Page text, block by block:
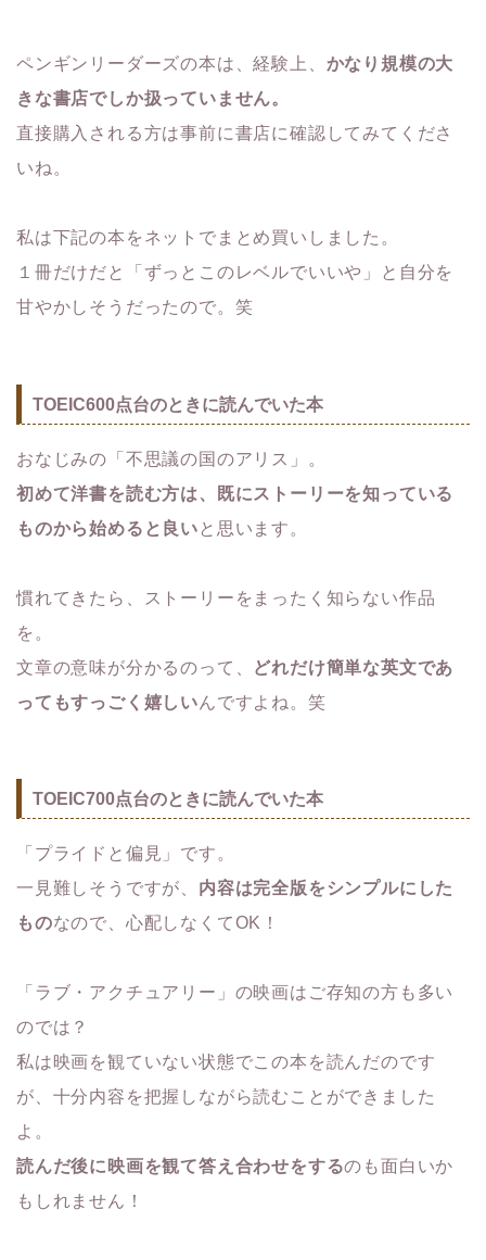
ペンギンリーダーズの本は、経験上、 かなり規模の大
きな書店でしか扱っていません。
直接購入される方は事前に書店に確認してみてくださ
いね。
私は下記の本をネットでまとめ買いしました。
１冊だけだと「ずっとこのレベルでいいや」と自分を
甘やかしそうだったので。笑
TOEIC600点台のときに読んでいた本
おなじみの「不思議の国のアリス」。
初めて洋書を読む方は、既にストーリーを知っている
ものから始めると良い と思います。
慣れてきたら、ストーリーをまったく知らない作品
を。
文章の意味が分かるのって、 どれだけ簡単な英文であ
ってもすっごく嬉しいんですよね。笑
TOEIC700点台のときに読んでいた本
「プライドと偏見」です。
一見難しそうですが、 内容は完全版をシンプルにした
ものなので、心配しなくてOK！
「ラブ・アクチュアリー」の映画はご存知の方も多い
のでは？
私は映画を観ていない状態でこの本を読んだのです
が、十分内容を把握しながら読むことができました
よ。
読んだ後に映画を観て答え合わせをするのも面白いか
もしれません！